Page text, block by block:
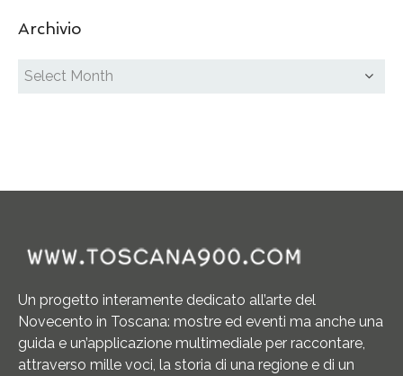
Archivio
Un progetto interamente dedicato all’arte del
Novecento in Toscana: mostre ed eventi ma anche una
guida e un’applicazione multimediale per raccontare,
attraverso mille voci, la storia di una regione e di un